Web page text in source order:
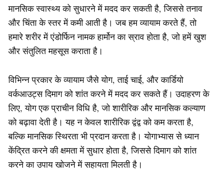
मानसिक स्वास्थ्य को सुधारने में मदद कर सकती है, जिससे तनाव
और चिंता के स्तर में कमी आती है। जब हम व्यायाम करते हैं, तो
हमारे शरीर में एंडोर्फिन नामक हार्मोन का स्राव होता है, जो हमें खुश
और संतुलित महसूस कराता है।
विभिन्न प्रकार के व्यायाम जैसे योग, ताई चाई, और कार्डियो
वर्कआउट्स दिमाग को शांत करने में मदद कर सकते हैं। उदाहरण के
लिए, योग एक प्राचीन विधि है, जो शारीरिक और मानसिक कल्याण
को बढ़ावा देती है। यह न केवल शारीरिक द्वंद्व को कम करता है,
बल्कि मानसिक स्थिरता भी प्रदान करता है। योगाभ्यास से ध्यान
केंद्रित करने की क्षमता में सुधार होता है, जिससे दिमाग को शांत
करने का उपाय खोजने में सहायता मिलती है।